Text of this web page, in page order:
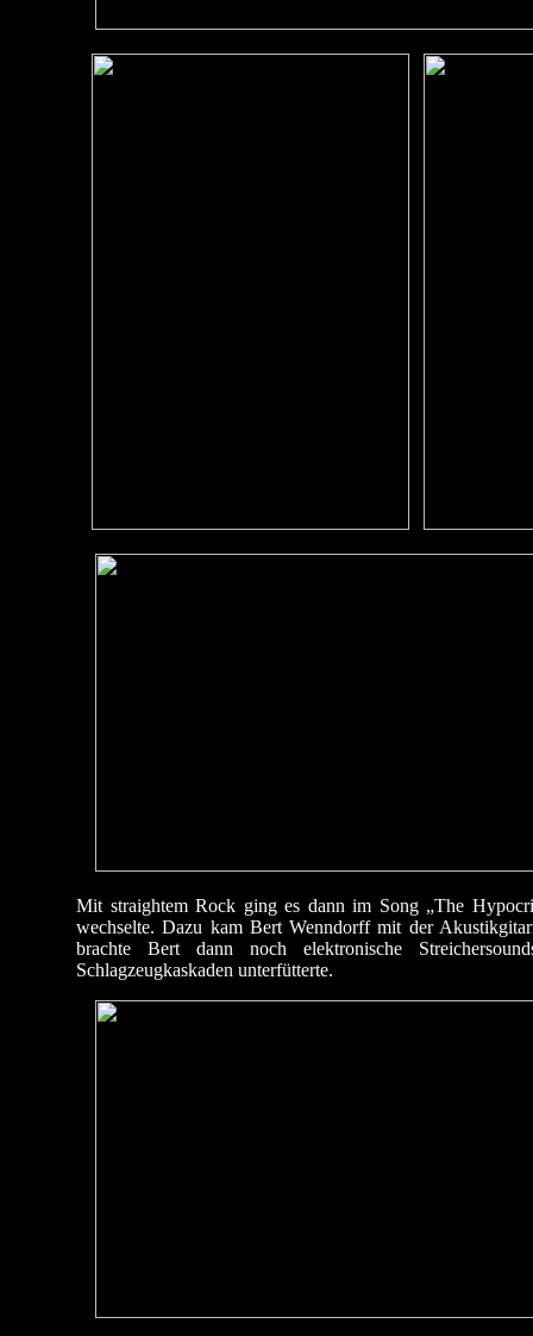
Mit straightem Rock ging es dann im Song „The
wechselte. Dazu kam Bert Wenndorff mit der
brachte Bert dann noch elektronische
Schlagzeugkaskaden unterfütterte.